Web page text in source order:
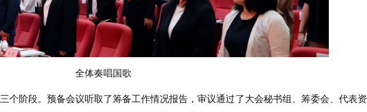
全体奏唱国歌
个阶段。预备会议听取了筹备工作情况报告，审议通过了大会秘书组、筹委会、代表资